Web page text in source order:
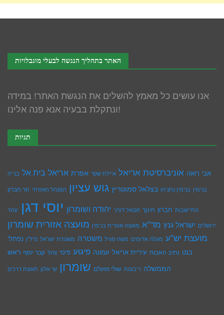
האתר בתהליך הנגשה לבעלי מוגבלויות
אנו עושים כל מאמץ להשלים את הנגשת האתר! במידה
ונתקלת בבעיה אנא פנה אלינו!
תגיות
אבי רואה אוניברסיטת אריאל איילת שקד אפרת אריאל בית אל בנייה
בנימין בנימין נתניהו בצלאל סמוטריץ גוש עציון המנהל האזרחי הר חברון
התיישבות חברון חינוך חננאל דורני יהודה ושומרון יוסי דגן יצהר
ירושלים ישראל גנץ מד"א מועצה אזורית בנימין מועצה אזורית שומרון
מועצת יש''ע מעלה אדומים משה סוויל משטרה משטרת ישראל נדל''ן נפתלי
בנט נתיב האבות עיריית אריאל עמונה פיגוע פינוי צהל קבר יוסף ראש
הממשלה ריבונות שולי מועלם שומרון שי אלון תאונת דרכים